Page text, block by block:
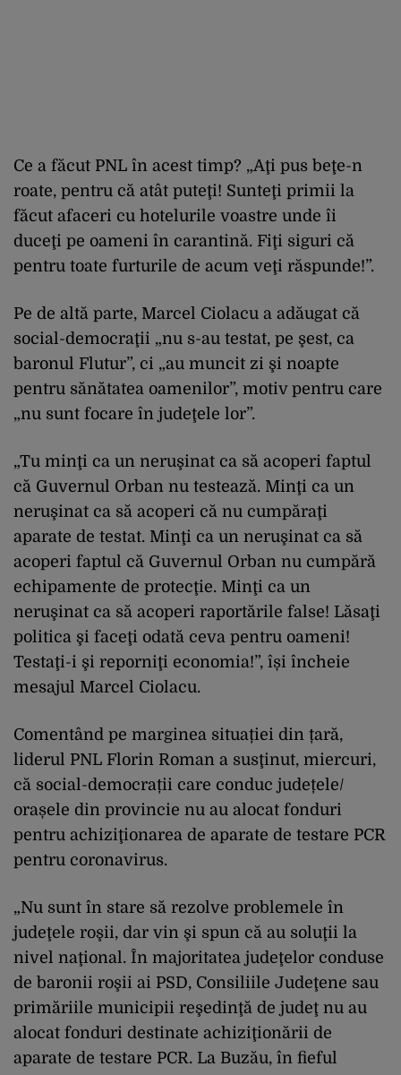
Ce a făcut PNL în acest timp? „Aţi pus beţe-n
roate, pentru că atât puteţi! Sunteţi primii la
făcut afaceri cu hotelurile voastre unde îi
duceţi pe oameni în carantină. Fiţi siguri că
pentru toate furturile de acum veţi răspunde!”.
Pe de altă parte, Marcel Ciolacu a adăugat că
social-democraţii „nu s-au testat, pe şest, ca
baronul Flutur”, ci „au muncit zi şi noapte
pentru sănătatea oamenilor”, motiv pentru care
„nu sunt focare în judeţele lor”.
„Tu minţi ca un neruşinat ca să acoperi faptul
că Guvernul Orban nu testează. Minţi ca un
neruşinat ca să acoperi că nu cumpăraţi
aparate de testat. Minţi ca un neruşinat ca să
acoperi faptul că Guvernul Orban nu cumpără
echipamente de protecţie. Minţi ca un
neruşinat ca să acoperi raportările false! Lăsaţi
politica şi faceţi odată ceva pentru oameni!
Testaţi-i şi reporniţi economia!”, își încheie
mesajul Marcel Ciolacu.
Comentând pe marginea situației din țară,
liderul PNL Florin Roman a susţinut, miercuri,
că social-democrații care conduc județele/
orașele din provincie nu au alocat fonduri
pentru achiziţionarea de aparate de testare PCR
pentru coronavirus.
„Nu sunt în stare să rezolve problemele în
judeţele roşii, dar vin şi spun că au soluţii la
nivel naţional. În majoritatea judeţelor conduse
de baronii roşii ai PSD, Consiliile Judeţene sau
primăriile municipii reşedinţă de judeţ nu au
alocat fonduri destinate achiziţionării de
aparate de testare PCR. La Buzău, în fieful